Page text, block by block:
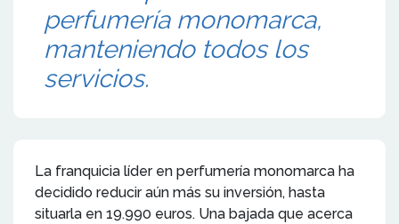
perfumería monomarca,
manteniendo todos los
servicios.
La franquicia líder en perfumería monomarca ha
decidido reducir aún más su inversión, hasta
situarla en 19.990 euros. Una bajada que acerca